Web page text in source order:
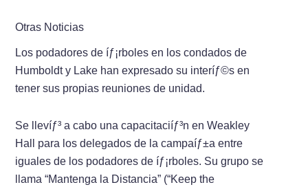
Otras Noticias
Los podadores de íƒ¡rboles en los condados de
Humboldt y Lake han expresado su interíƒ©s en
tener sus propias reuniones de unidad.
Se llevíƒ³ a cabo una capacitaciíƒ³n en Weakley
Hall para los delegados de la campaíƒ±a entre
iguales de los podadores de íƒ¡rboles. Su grupo se
llama “Mantenga la Distancia” (“Keep the